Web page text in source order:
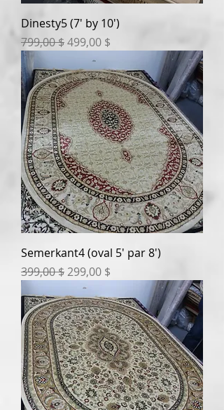
Dinesty5 (7' by 10')
Prix original
799,00 $Prix promotionnel
499,00 $
Semerkant4 (oval 5' par 8')
Prix original
399,00 $Prix promotionnel
299,00 $